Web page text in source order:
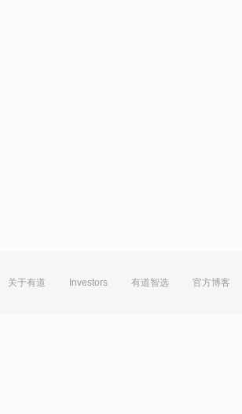
关于有道 Investors 有道智选 官方博客